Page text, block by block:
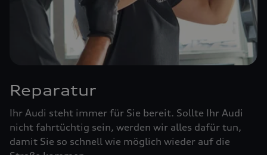
Reparatur
Ihr Audi steht immer für Sie bereit. Sollte Ihr Audi
nicht fahrtüchtig sein, werden wir alles dafür tun,
damit Sie so schnell wie möglich wieder auf die